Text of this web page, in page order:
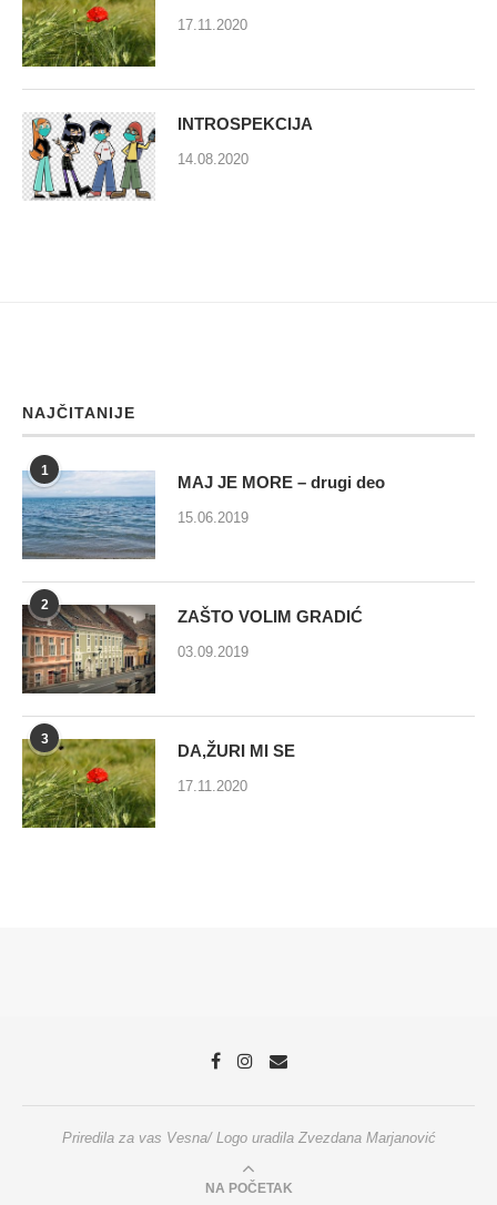
17.11.2020
INTROSPEKCIJA
14.08.2020
NAJČITANIJE
1
MAJ JE MORE – drugi deo
15.06.2019
2
ZAŠTO VOLIM GRADIĆ
03.09.2019
3
DA,ŽURI MI SE
17.11.2020
Priredila za vas Vesna/ Logo uradila Zvezdana Marjanović
NA POČETAK